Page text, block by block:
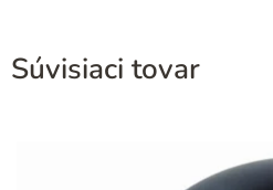
Súvisiaci tovar